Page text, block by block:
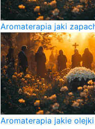
Aromaterapia jaki
Aromaterapia jakie